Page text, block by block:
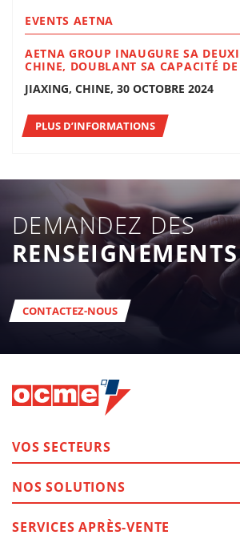
EVENTS AETNA
AETNA GROUP INAUGURE SA
CHINE, DOUBLANT SA CAPACITÉ
JIAXING, CHINE, 30 OCTOBRE 2024
PLUS D’INFORMATIONS
DEMANDEZ DES
RENSEIGNEMENTS
CONTACTEZ-NOUS
VOS SECTEURS
NOS SOLUTIONS
SERVICES APRÈS-VENTE